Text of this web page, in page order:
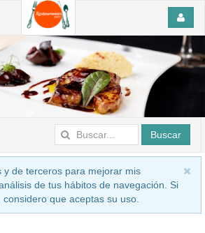
Buscar
y de terceros para mejorar mis
de tus hábitos de navegación. Si
que aceptas su uso.